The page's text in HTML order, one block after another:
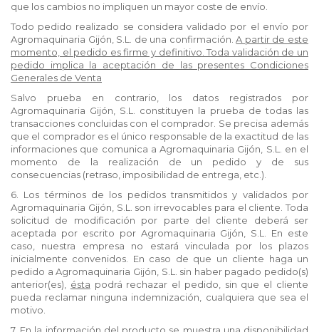
que los cambios no impliquen un mayor coste de envío.
Todo pedido realizado se considera validado por el envío por
Agromaquinaria Gijón, S.L. de una confirmación.A partir de este
momento, el pedido es firme y definitivo. Toda validación de un
pedido implica la aceptación de las presentes Condiciones
Generales de Venta
Salvo prueba en contrario, los datos registrados por
Agromaquinaria Gijón, S.L. constituyen la prueba de todas las
transacciones concluidas con el comprador. Se precisa además
que el comprador es el único responsable de la exactitud de las
informaciones que comunica a Agromaquinaria Gijón, S.L. en el
momento de la realización de un pedido y de sus
consecuencias (retraso, imposibilidad de entrega, etc.).
6. Los términos de los pedidos transmitidos y validados por
Agromaquinaria Gijón, S.L. son irrevocables para el cliente. Toda
solicitud de modificación por parte del cliente deberá ser
aceptada por escrito por Agromaquinaria Gijón, S.L. En este
caso, nuestra empresa no estará vinculada por los plazos
inicialmente convenidos. En caso de que un cliente haga un
pedido a Agromaquinaria Gijón, S.L. sin haber pagado pedido(s)
anterior(es), ésta podrá rechazar el pedido, sin que el cliente
pueda reclamar ninguna indemnización, cualquiera que sea el
motivo.